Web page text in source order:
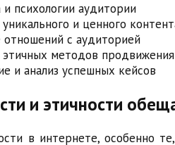
психологии аудитории
и ценного
с аудиторией
этичных методов продвижения
и анализ успешных кейсов
и этичности
в интернете, особенно